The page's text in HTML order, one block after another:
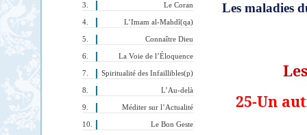
Le Coran
L’Imam al-Mahdî(qa)
Connaître Dieu
La Voie de l’Éloquence
Spiritualité des Infaillibles(p)
L’Au-delà
Méditer sur l’Actualité
Le Bon Geste
Les maladies
25-Un